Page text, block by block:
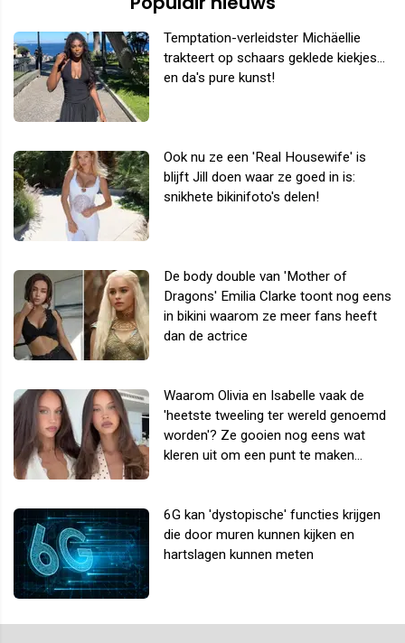
Temptation-verleidster Michäellie
trakteert op schaars geklede kiekjes...
en da's pure kunst!
Ook nu ze een 'Real Housewife' is
blijft Jill doen waar ze goed in is:
snikhete bikinifoto's delen!
De body double van 'Mother of
Dragons' Emilia Clarke toont nog eens
in bikini waarom ze meer fans heeft
dan de actrice
Waarom Olivia en Isabelle vaak de
'heetste tweeling ter wereld genoemd
worden'? Ze gooien nog eens wat
kleren uit om een punt te maken...
6G kan 'dystopische' functies krijgen
die door muren kunnen kijken en
hartslagen kunnen meten